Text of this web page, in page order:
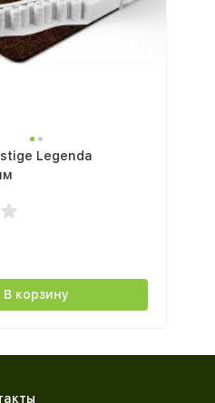
Legenda
В корзину